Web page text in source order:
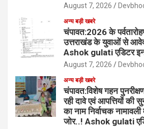
August 7, 2026
अन्य बड़ी खबरे
चंपावत:2026 के
उत्तराखंड के युवाओं से
Ashok gulati एडिटर
August 7, 2026
अन्य बड़ी खबरे
चंपावत:विशेष गहन
रही दावे एवं आपत्तियों की
का नाम निर्वाचक
जोर..! Ashok gulati